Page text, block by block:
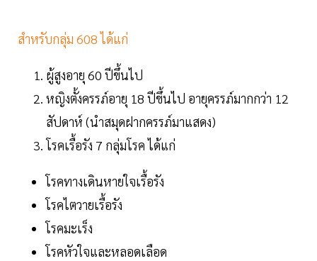
สำหรับกลุ่ม 608 ได้แก่
ผู้สูงอายุ 60 ปีขึ้นไป
หญิงตั้งครรภ์อายุ 18 ปีขึ้นไป อายุครรภ์มากกว่า 12
สัปดาห์ (นำสมุดฝากครรภ์มาแสดง)
โรคเรื้อรัง 7 กลุ่มโรค ได้แก่
โรคทางเดินหายใจเรื้อรัง
โรคไตวายเรื้อรัง
โรคมะเร็ง
โรคหัวใจและหลอดเลือด